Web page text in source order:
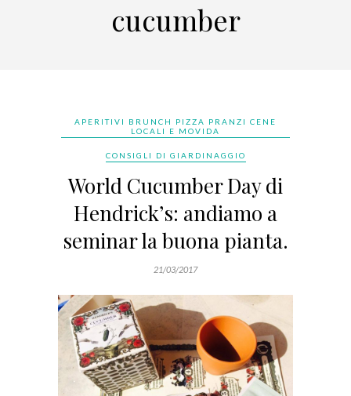
cucumber
APERITIVI BRUNCH PIZZA PRANZI CENE
LOCALI E MOVIDA
CONSIGLI DI GIARDINAGGIO
World Cucumber Day di
Hendrick’s: andiamo a
seminar la buona pianta.
21/03/2017